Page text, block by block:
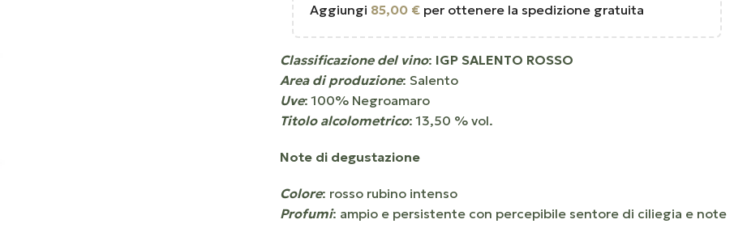
Aggiungi 85,00 €per ottenere la spedizione gratuita
Classificazione del vino: IGP SALENTO ROSSO
Area di produzione: Salento
Uve: 100% Negroamaro
Titolo alcolometrico: 13,50 % vol.
Note di degustazione
Colore: rosso rubino intenso
Profumi: ampio e persistente con percepibile sentore di ciliegia e note